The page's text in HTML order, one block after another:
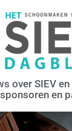
over SIEV
sponsoren en